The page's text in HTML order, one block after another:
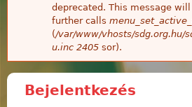
deprecated. This message
further calls
(/var/www/vhosts/sdg.org.hu/
u.inc 2405 sor).
Bejelentkezés